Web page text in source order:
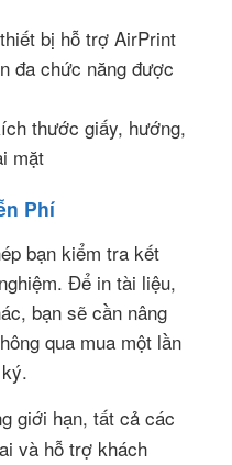
bị hỗ trợ AirPrint
đa chức năng được
thước giấy, hướng,
mặt
Phí
bạn kiểm tra kết
Để in tài liệu,
bạn sẽ cần nâng
qua mua một lần
giới hạn, tất cả các
và hỗ trợ khách